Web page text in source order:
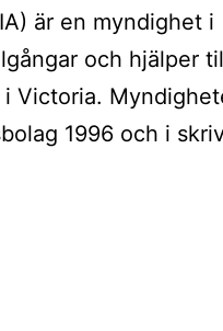
är en myndighet i
och hjälper
Victoria.
1996 och i